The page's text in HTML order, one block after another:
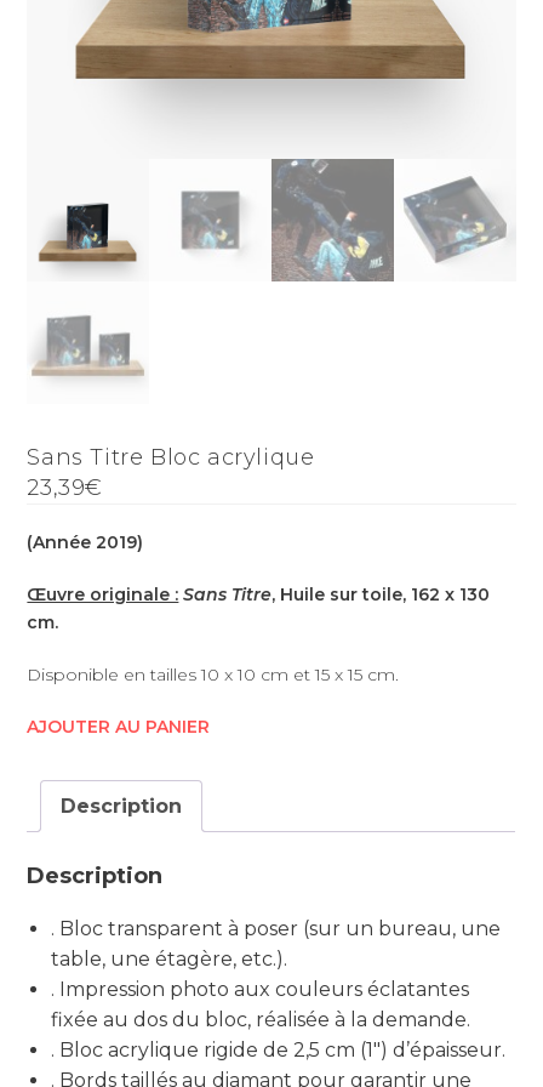
Sans Titre Bloc acrylique
23,39€
(Année 2019)
Œuvre originale : Sans Titre, Huile sur toile, 162 x 130
cm.
Disponible en tailles 10 x 10 cm et 15 x 15 cm.
AJOUTER AU PANIER
Description
Description
. Bloc transparent à poser (sur un bureau, une
table, une étagère, etc.).
. Impression photo aux couleurs éclatantes
fixée au dos du bloc, réalisée à la demande.
. Bloc acrylique rigide de 2,5 cm (1″) d’épaisseur.
. Bords taillés au diamant pour garantir une